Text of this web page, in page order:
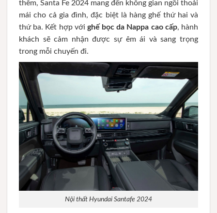
thêm, Santa Fe 2024 mang đến không gian ngồi thoải
mái cho cả gia đình, đặc biệt là hàng ghế thứ hai và
thứ ba. Kết hợp với ghế bọc da Nappa cao cấp, hành
khách sẽ cảm nhận được sự êm ái và sang trọng
trong mỗi chuyến đi.
Nội thất Hyundai Santafe 2024